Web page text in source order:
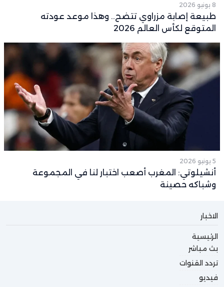
8 يونيو 2026
طبيعة إصابة مزراوي تتضح.. وهذا موعد عودته
المتوقع لكأس العالم 2026
5 يونيو 2026
أنشيلوتي: المغرب أصعب اختبار لنا في المجموعة
وشباكه حصينة
الاخبار
الرئيسية
بث مباشر
تردد القنوات
فيديو